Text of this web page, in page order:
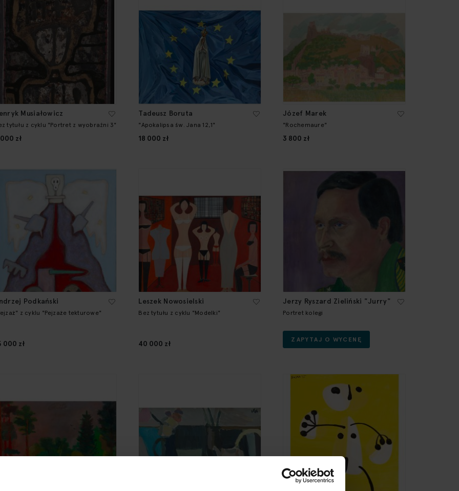
Musiałowicz
tytułu z cyklu "Portret z wyobraźni 3"
zł
Tadeusz Boruta
"Apokalipsa św. Jana 12,1"
18 000 zł
Józef Marek
"Rochemaure"
3 800 zł
Podkański
z cyklu "Pejzaże tekturowe"
000 zł
Leszek Nowosielski
Bez tytułu z cyklu "Modelki"
40 000 zł
Jerzy Ryszard Zieliński "Jurry"
Portret kolegi
ZAPYTAJ O WYCENĘ